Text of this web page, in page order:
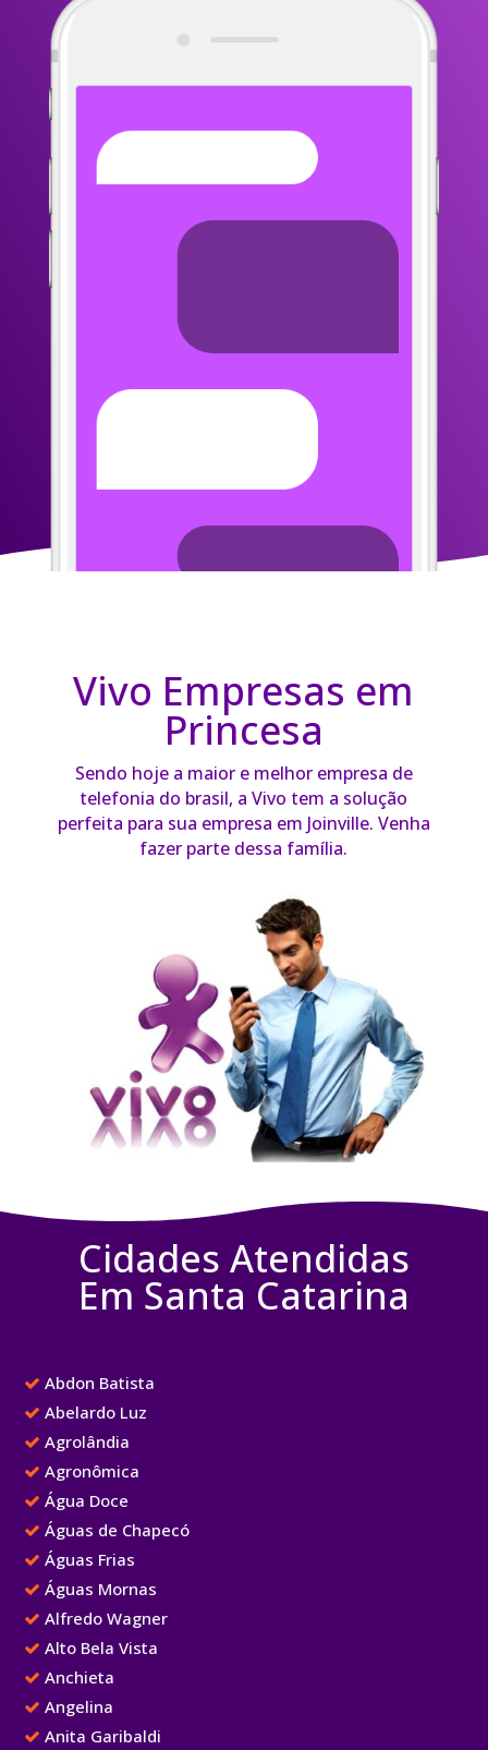
Vivo Empresas em
Princesa
Sendo hoje a maior e melhor empresa de
telefonia do brasil, a Vivo tem a solução
perfeita para sua empresa em Joinville. Venha
fazer parte dessa família.
Cidades Atendidas
Em Santa Catarina
Abdon Batista
Abelardo Luz
Agrolândia
Agronômica
Água Doce
Águas de Chapecó
Águas Frias
Águas Mornas
Alfredo Wagner
Alto Bela Vista
Anchieta
Angelina
Anita Garibaldi